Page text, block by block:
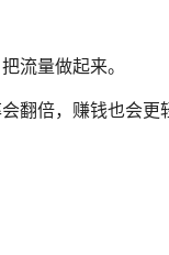
流量做起来。
翻倍，赚钱也会更